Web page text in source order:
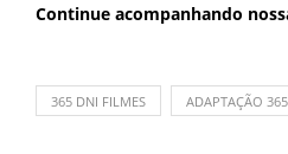
Continue acompanhando
365 DNI FILMES ADAPTAÇÃO